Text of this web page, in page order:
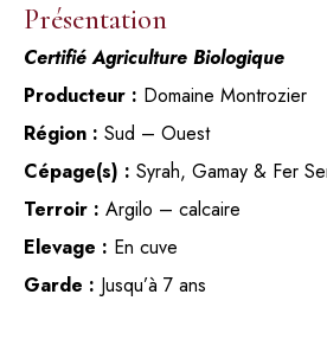
Présentation
Certifié Agriculture Biologique
Producteur : Domaine Montrozier
Région : Sud – Ouest
Cépage(s) : Syrah, Gamay & Fer
Terroir : Argilo – calcaire
Elevage : En cuve
Garde : Jusqu’à 7 ans